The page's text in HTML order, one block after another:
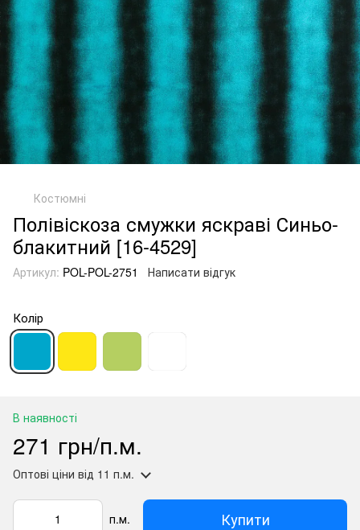
Костюмні
Полівіскоза смужки яскраві Синьо-
блакитний [16-4529]
Артикул: POL-POL-2751 Написати відгук
Колір
В наявності
271 грн/п.м.
Оптові ціни від 11 п.м.
п.м. Купити